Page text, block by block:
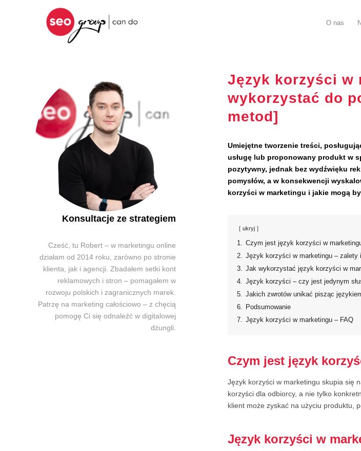
O nas
Język korzyści w
wykorzystać do
metod]
Umiejętne tworzenie treści,
usługę lub proponowany produkt w
pozytywny, jednak bez wydźwięku
pomysłów, a w konsekwencji
korzyści w marketingu i jakie mogą
ukryj
1. Czym jest język korzyści w
2. Język korzyści w marketingu – zalety
3. Jak wykorzystać język korzyści w
4. Język korzyści – czy jest jedynym
5. Jakich zwrotów unikać pisząc
6.
Podsumowanie
7. Język korzyści w marketingu – FAQ
Czym jest język
Język korzyści w marketingu skupia się
korzyści dla odbiorcy, a nie tylko
klient może zyskać na użyciu produktu,
Język korzyści w
Konsultacje ze strategiem
Cześć, tu Robert – w marketingu online
działam od 2014 roku, zarówno po stronie
klienta, jak i agencji. Zbadałem setki kont
reklamowych i stron – pomagałem w
rozwoju polskich i zagranicznych marek.
Patrzę na marketing całościowo – z chęcią
pomogę Ci się odnaleźć w digitalowej
dżungli.